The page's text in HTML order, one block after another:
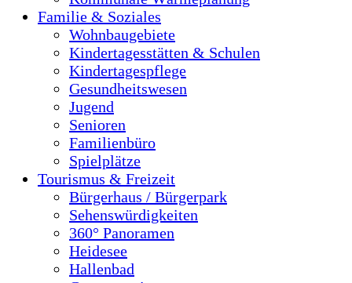
Familie & Soziales
Wohnbaugebiete
Kindertagesstätten & Schulen
Kindertagespflege
Gesundheitswesen
Jugend
Senioren
Familienbüro
Spielplätze
Tourismus & Freizeit
Bürgerhaus / Bürgerpark
Sehenswürdigkeiten
360° Panoramen
Heidesee
Hallenbad